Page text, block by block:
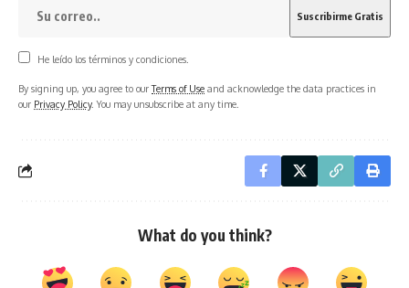
He leído los términos y condiciones.
By signing up, you agree to ourTerms of Use and acknowledge the data practices in
our Privacy Policy. You may unsubscribe at any time.
What do you think?